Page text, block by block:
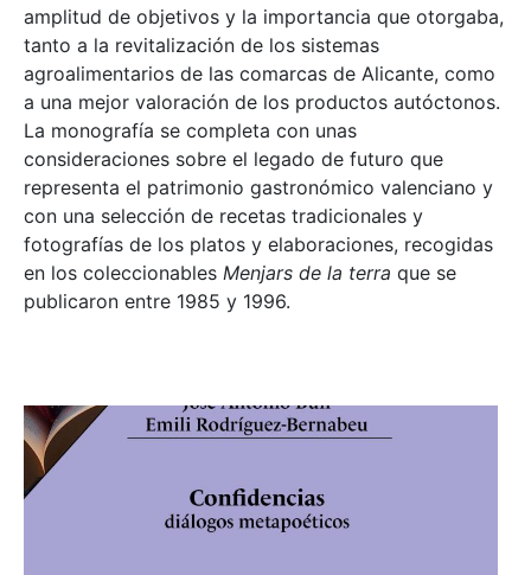
amplitud de objetivos y la importancia que otorgaba,
tanto a la revitalización de los sistemas
agroalimentarios de las comarcas de Alicante, como
a una mejor valoración de los productos autóctonos.
La monografía se completa con unas
consideraciones sobre el legado de futuro que
representa el patrimonio gastronómico valenciano y
con una selección de recetas tradicionales y
fotografías de los platos y elaboraciones, recogidas
en los coleccionables Menjars de la terra que se
publicaron entre 1985 y 1996.